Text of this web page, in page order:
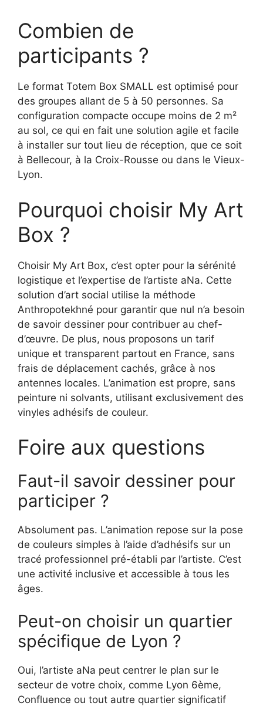
Combien de
participants ?
Le format Totem Box SMALL est optimisé pour
des groupes allant de 5 à 50 personnes. Sa
configuration compacte occupe moins de 2 m²
au sol, ce qui en fait une solution agile et facile
à installer sur tout lieu de réception, que ce soit
à Bellecour, à la Croix-Rousse ou dans le Vieux-
Lyon.
Pourquoi choisir My Art
Box ?
Choisir My Art Box, c’est opter pour la sérénité
logistique et l’expertise de l’artiste aNa. Cette
solution d’art social utilise la méthode
Anthropotekhné pour garantir que nul n’a besoin
de savoir dessiner pour contribuer au chef-
d’œuvre. De plus, nous proposons un tarif
unique et transparent partout en France, sans
frais de déplacement cachés, grâce à nos
antennes locales. L’animation est propre, sans
peinture ni solvants, utilisant exclusivement des
vinyles adhésifs de couleur.
Foire aux questions
Faut-il savoir dessiner pour
participer ?
Absolument pas. L’animation repose sur la pose
de couleurs simples à l’aide d’adhésifs sur un
tracé professionnel pré-établi par l’artiste. C’est
une activité inclusive et accessible à tous les
âges.
Peut-on choisir un quartier
spécifique de Lyon ?
Oui, l’artiste aNa peut centrer le plan sur le
secteur de votre choix, comme Lyon 6ème,
Confluence ou tout autre quartier significatif